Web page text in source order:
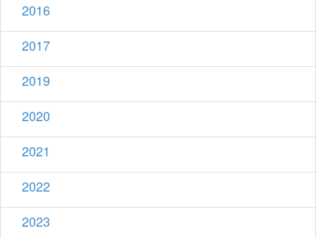
2016
2017
2019
2020
2021
2022
2023